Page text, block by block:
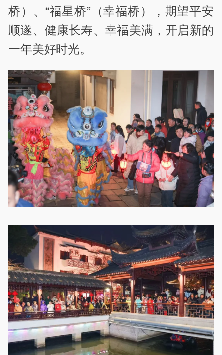
桥）、“福星桥”（幸福桥），期望平安
顺遂、健康长寿、幸福美满，开启新的
一年美好时光。